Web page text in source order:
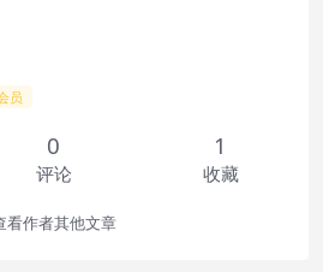
员
0
评论
1
收藏
看作者其他文章